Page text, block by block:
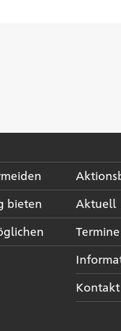
bieten
Aktuell
Termine
Kontakt